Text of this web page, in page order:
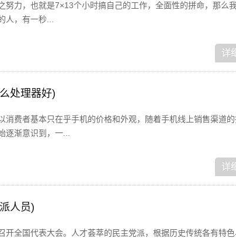
努力，也就是7×13个小时搞自己的工作，全面性的拼命，那么
，有一秒...
详
处理器好)
消费者基本只在乎手机的价格和外观，随着手机线上销售渠道的
渐意识到，一...
详
人员)
开全国代表大会。人才荟萃的民主党派，根据历史传统各有特